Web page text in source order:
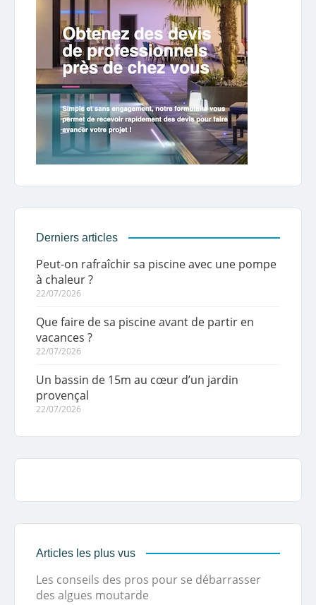
Derniers articles
Peut-on rafraîchir sa piscine avec une pompe
à chaleur ?
22/07/2026
Que faire de sa piscine avant de partir en
vacances ?
22/07/2026
Un bassin de 15m au cœur d’un jardin
provençal
22/07/2026
Articles les plus vus
Les conseils des pros pour se débarrasser
des algues moutarde